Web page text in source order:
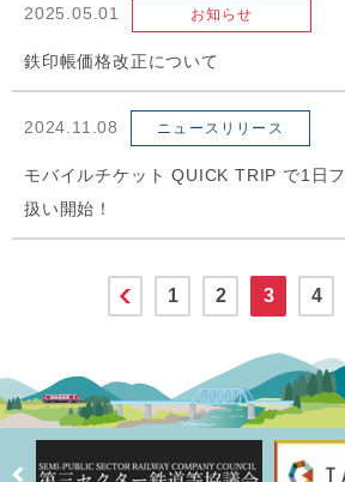
2025.05.01 お知らせ
鉄印帳価格改正について
2024.11.08 ニュースリリース
モバイルチケット QUICK TRIP で1日
扱い開始！
1 2 3 4